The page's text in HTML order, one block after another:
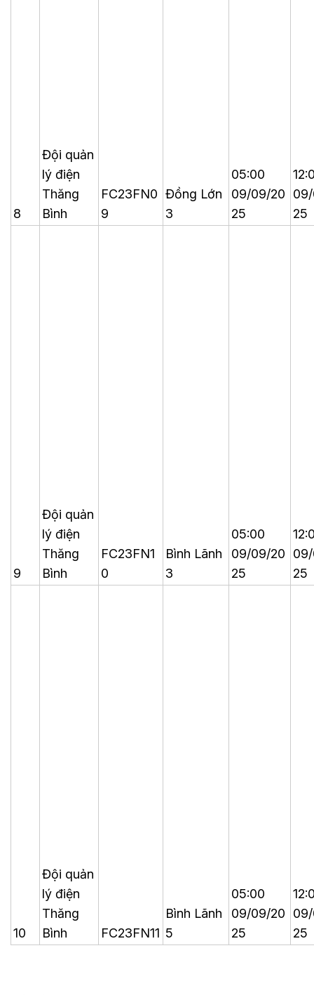
8
Đội quản
lý điện
Thăng
Bình
FC23FN0
9
Đồng Lớn
3
05:00
09/09/20
25
25
9
Đội quản
lý điện
Thăng
Bình
FC23FN1
0
Bình Lãnh
3
05:00
09/09/20
25
25
10
Đội quản
lý điện
Thăng
Bình
FC23FN11
Bình Lãnh
5
05:00
09/09/20
25
25